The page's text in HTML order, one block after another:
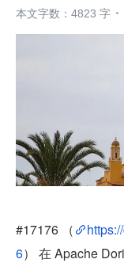
本文字数：4823 字
#17176 （
6） 在 Apache